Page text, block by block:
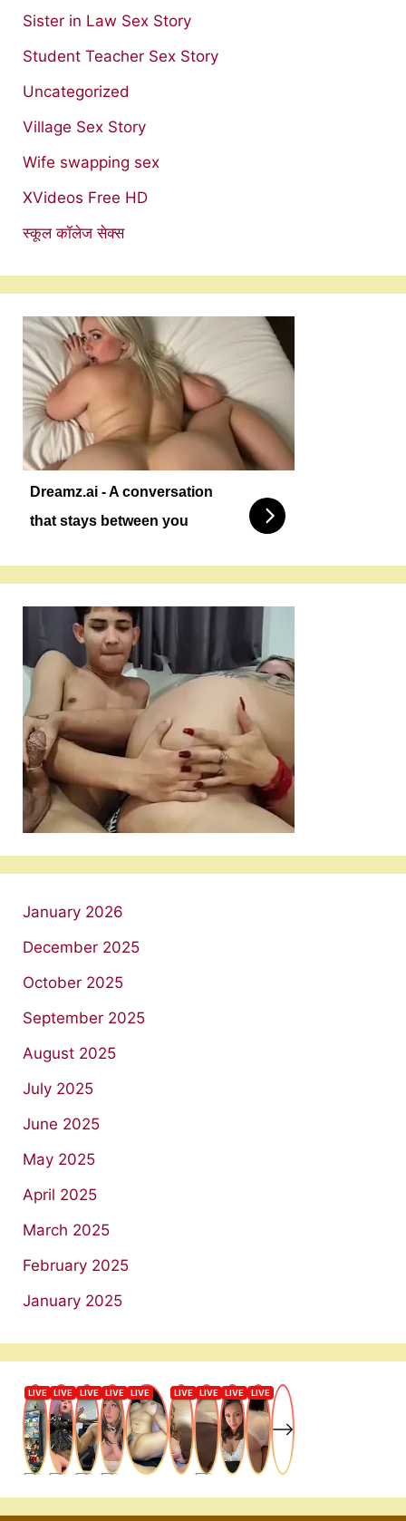
Sister in Law Sex Story
Student Teacher Sex Story
Uncategorized
Village Sex Story
Wife swapping sex
XVideos Free HD
स्कूल कॉलेज सेक्स
Dreamz.ai - A conversation
that stays between you
January 2026
December 2025
October 2025
September 2025
August 2025
July 2025
June 2025
May 2025
April 2025
March 2025
February 2025
January 2025